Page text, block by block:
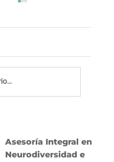
un plan de
Asesoría Integral en
Neurodiversidad e